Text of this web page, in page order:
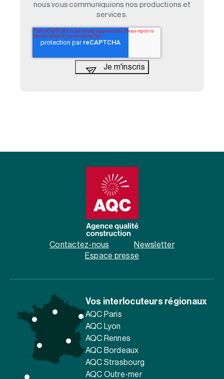
nous vous communiquions nos productions et
services.
Contactez-nous
Newsletter
Espace presse
Vos interlocuteurs régionaux
AQC Paris
AQC Lyon
AQC Rennes
AQC Bordeaux
AQC Strasbourg
AQC Outre-mer